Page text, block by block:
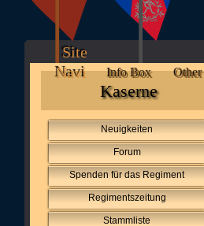
Site
Navi
Info Box Other
Kaserne
Neuigkeiten
Forum
Spenden für das Regiment
Regimentszeitung
Stammliste